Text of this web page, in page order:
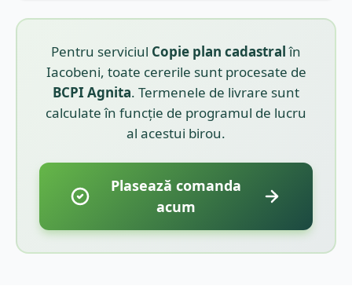
Pentru serviciul Copie plan cadastralîn
Iacobeni, toate cererile sunt procesate de
BCPI Agnita. Termenele de livrare sunt
calculate în funcție de programul de lucru
al acestui birou.
Plasează comanda
acum